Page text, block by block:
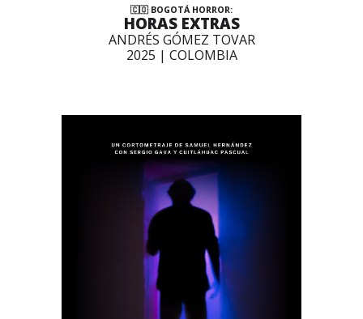
🇨🇴 BOGOTÁ HORROR:
HORAS EXTRAS
ANDRÉS GÓMEZ TOVAR
2025 | COLOMBIA